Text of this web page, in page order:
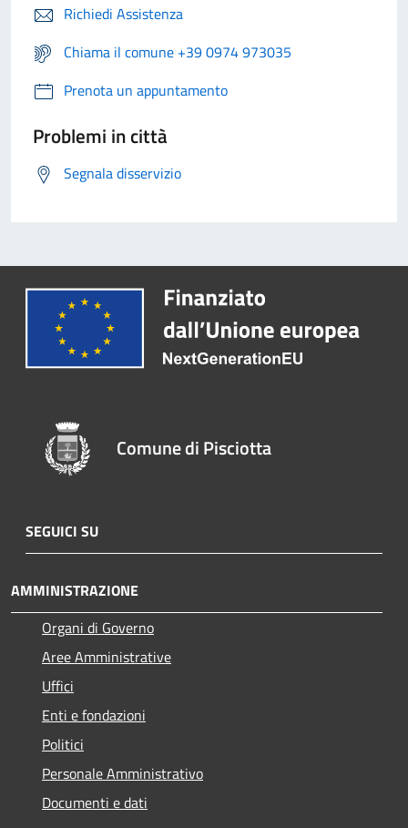
Richiedi Assistenza
Chiama il comune +39 0974 973035
Prenota un appuntamento
Problemi in città
Segnala disservizio
Comune di Pisciotta
SEGUICI SU
AMMINISTRAZIONE
Organi di Governo
Aree Amministrative
Uffici
Enti e fondazioni
Politici
Personale Amministrativo
Documenti e dati